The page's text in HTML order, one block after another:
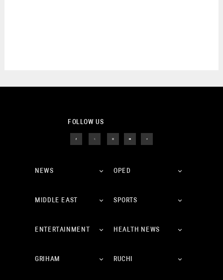
FOLLOW US
NEWS OPED
MIDDLE EAST SPORTS
ENTERTAINMENT HEALTH NEWS
GRIHAM RUCHI